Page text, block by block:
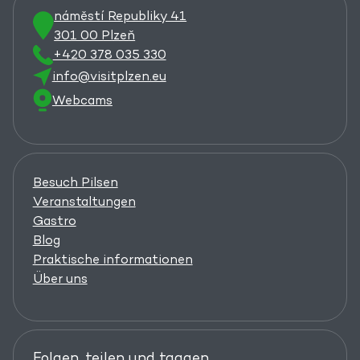
náměstí Republiky 41
301 00 Plzeň
+420 378 035 330
info@visitplzen.eu
Webcams
Besuch Pilsen
Veranstaltungen
Gastro
Blog
Praktische informationen
Über uns